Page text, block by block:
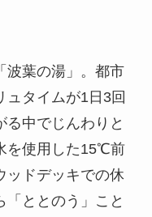
波葉の湯」。都市
ュタイムが1日3回
中でじんわりと
を使用した15℃前
ッドデッキでの休
ととのう」こと